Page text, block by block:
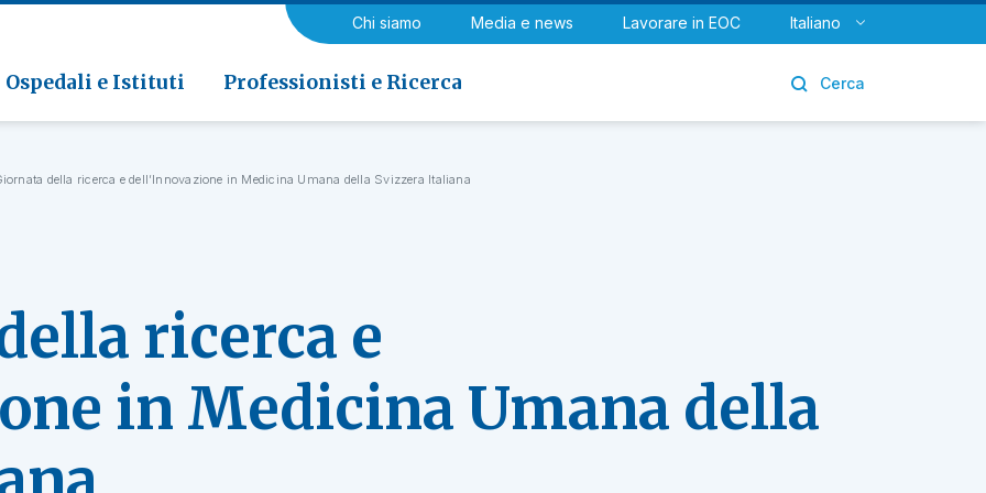
Chi siamo Media e news Lavorare in EOC Italiano
Ospedali e Istituti Professionisti e Ricerca Cerca
Medicina riabilitativa
Neurologia e Neurochirurgia Urologia
Riabilitazione EOC, Novaggio
della ricerca e dell’Innovazione in Medicina Umana della Svizzera Italiana
ricerca e
in Medicina Umana della